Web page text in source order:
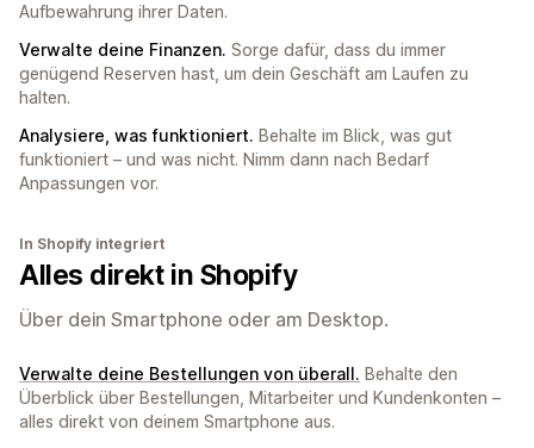
Aufbewahrung ihrer Daten.
Verwalte deine Finanzen. Sorge dafür, dass du immer
genügend Reserven hast, um dein Geschäft am Laufen zu
halten.
Analysiere, was funktioniert. Behalte im Blick, was gut
funktioniert – und was nicht. Nimm dann nach Bedarf
Anpassungen vor.
In Shopify integriert
Alles direkt in Shopify
Über dein Smartphone oder am Desktop.
Verwalte deine Bestellungen von überall. Behalte den
Überblick über Bestellungen, Mitarbeiter und Kundenkonten –
alles direkt von deinem Smartphone aus.